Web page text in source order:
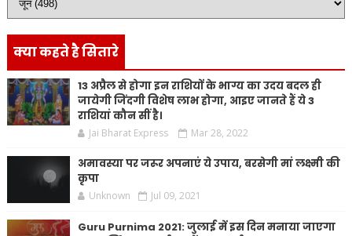
क्या कहते है सितारे
13 अप्रैल से होगा इन राशियों के भाग्य का उदय बदल ही
जायेगी जिंदगी विशेष लाभ होगा, आइए जानते हैं ये 3
राशियां कौन सीं है।
Jai Bharat Express Mar 28, 2022
अमावस्या पर जरूर अपनाएं ये उपाय, बरसेगी मां लक्ष्मी की
कृपा
Unknown Jul 09, 2021
Guru Purnima 2021: जुलाई में इस दिन मनाया जाएगा